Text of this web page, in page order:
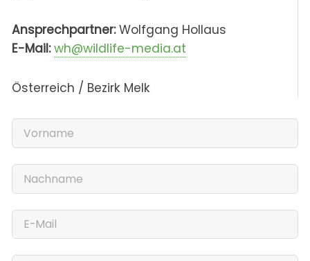
Ansprechpartner:Wolfgang Hollaus
E-Mail: wh@wildlife-media.at
Österreich / Bezirk Melk